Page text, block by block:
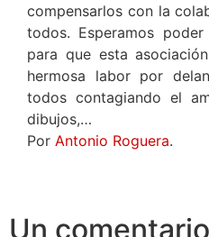
compensarlos con la
todos. Esperamos
para que esta
hermosa labor por
todos contagiando el
dibujos,…
Por Antonio Roguera.
Un comentario